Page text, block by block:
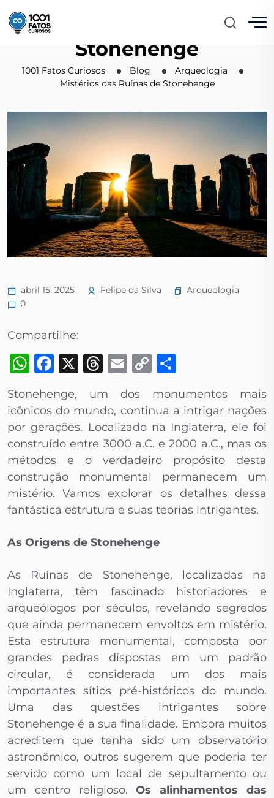
Mistérios das Ruínas de
Stonehenge
1001 Fatos Curiosos Blog
Arqueologia
Mistérios das Ruínas de Stonehenge
abril 15, 2025 Felipe da Silva
Arqueologia
0
Compartilhe:
WhatsApp
Facebook
X Threads
Email
Copy
Stonehenge, um dos monumentos mais
icônicos do mundo, continua a intrigar nações
por gerações. Localizado na Inglaterra, ele foi
construído entre 3000 a.C. e 2000 a.C., mas os
métodos e o verdadeiro propósito desta
construção monumental permanecem um
mistério. Vamos explorar os detalhes dessa
fantástica estrutura e suas teorias intrigantes.
As Origens de Stonehenge
As Ruínas de Stonehenge, localizadas na
Inglaterra, têm fascinado historiadores e
arqueólogos por séculos, revelando segredos
que ainda permanecem envoltos em mistério.
Esta estrutura monumental, composta por
grandes pedras dispostas em um padrão
circular, é considerada um dos mais
importantes sítios pré-históricos do mundo.
Uma das questões intrigantes sobre
Stonehenge é a sua finalidade. Embora muitos
acreditem que tenha sido um observatório
astronômico, outros sugerem que poderia ter
servido como um local de sepultamento ou
um centro religioso.Os alinhamentos das